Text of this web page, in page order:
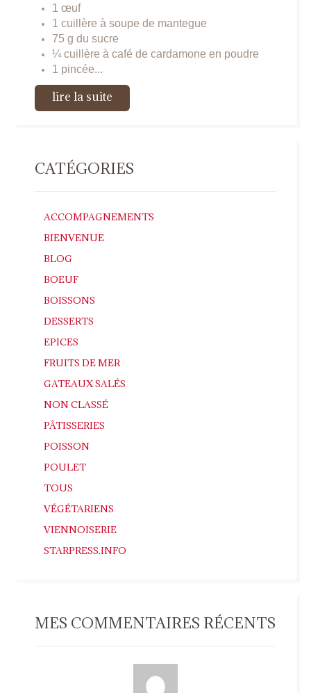
1 œuf
1 cuillère à soupe de mantegue
75 g du sucre
¼ cuillère à café de cardamone en poudre
1 pincée...
lire la suite
CATÉGORIES
ACCOMPAGNEMENTS
BIENVENUE
BLOG
BOEUF
BOISSONS
DESSERTS
EPICES
FRUITS DE MER
GATEAUX SALÉS
NON CLASSÉ
PÂTISSERIES
POISSON
POULET
TOUS
VÉGÉTARIENS
VIENNOISERIE
STARPRESS.INFO
MES COMMENTAIRES RÉCENTS